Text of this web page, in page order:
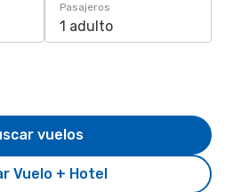
Pasajeros
1 adulto
Vuelo + Hotel
vuelos